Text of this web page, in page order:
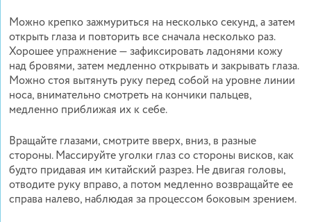
Можно крепко зажмуриться на несколько секунд, а затем
открыть глаза и повторить все сначала несколько раз.
Хорошее упражнение — зафиксировать ладонями кожу
над бровями, затем медленно открывать и закрывать глаза.
Можно стоя вытянуть руку перед собой на уровне линии
носа, внимательно смотреть на кончики пальцев,
медленно приближая их к себе.
Вращайте глазами, смотрите вверх, вниз, в разные
стороны. Массируйте уголки глаз со стороны висков, как
будто придавая им китайский разрез. Не двигая головы,
отводите руку вправо, а потом медленно возвращайте ее
справа налево, наблюдая за процессом боковым зрением.